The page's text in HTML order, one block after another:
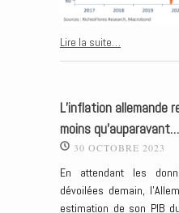
Lire la suite…
L’inflation allemande
moins qu’auparavant…
30 OCTOBRE 2023
En attendant les
dévoilées demain,
estimation de son PIB